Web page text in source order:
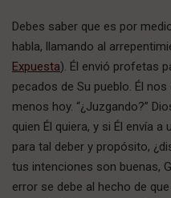
Debes saber que es por
habla, llamando al
Expuesta). Él envió profetas
pecados de Su pueblo. Él
menos hoy. “¿Juzgando?”
quien Él quiera, y si Él envía
para tal deber y propósito,
tus intenciones son buenas,
error se debe al hecho de